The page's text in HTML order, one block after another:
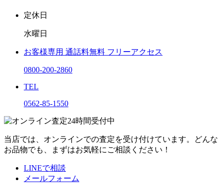
定休日
水曜日
お客様専用 通話料無料 フリーアクセス
0800-200-2860
TEL
0562-85-1550
当店では、オンラインでの査定を受け付けています。どんな
お品物でも、まずはお気軽にご相談ください！
LINEで相談
メールフォーム